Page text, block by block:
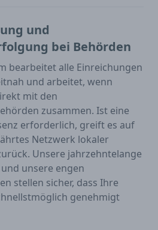
und
bei Behörden
bearbeitet alle Einreichungen
und arbeitet, wenn
mit den
zusammen. Ist eine
erforderlich, greift es auf
Netzwerk lokaler
Unsere jahrzehntelange
unsere engen
stellen sicher, dass Ihre
genehmigt